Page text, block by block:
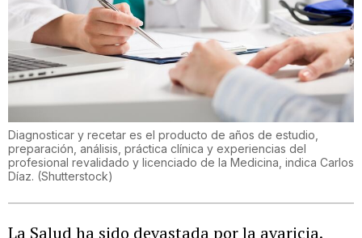
Diagnosticar y recetar es el producto de años de estudio,
preparación, análisis, práctica clínica y experiencias del
profesional revalidado y licenciado de la Medicina, indica Carlos
Díaz. (Shutterstock)
La Salud ha sido devastada por la avaricia.